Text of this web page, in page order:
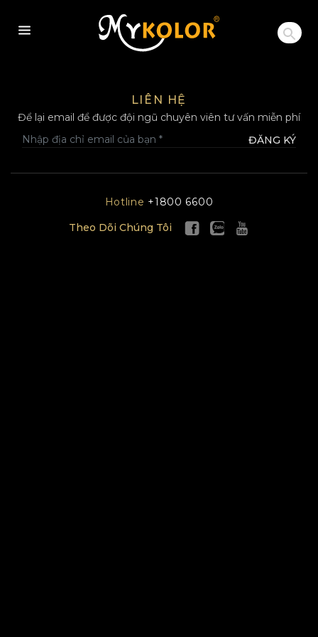
MYKOLOR
LIÊN HỆ
Để lại email để được đội ngũ chuyên viên tư vấn miễn phí
ĐĂNG KÝ
Hotline +1800 6600
Theo Dõi Chúng Tôi